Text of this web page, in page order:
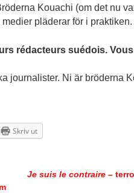
Kouachi (om det nu
pläderar för i praktiken.
rédacteurs suédois.
journalister. Ni är bröderna
Skriv ut
Je suis le contraire –